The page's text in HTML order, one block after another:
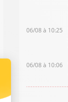
06/08 à 10:25
06/08 à 10:06